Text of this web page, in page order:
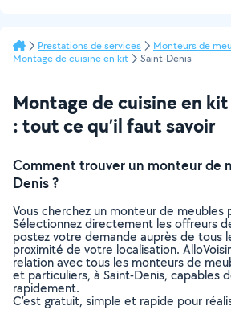
Prestations de services
Monteurs de
Montage de cuisine en kit
Saint-Denis
Montage de cuisine en
: tout ce qu’il faut savoir
Comment trouver un monteur de
Denis ?
Vous cherchez un monteur de meubles
Sélectionnez directement les offreurs
postez votre demande auprès de tous
proximité de votre localisation.
relation avec tous les monteurs de
et particuliers, à Saint-Denis, capables
rapidement.
C’est gratuit, simple et rapide pour